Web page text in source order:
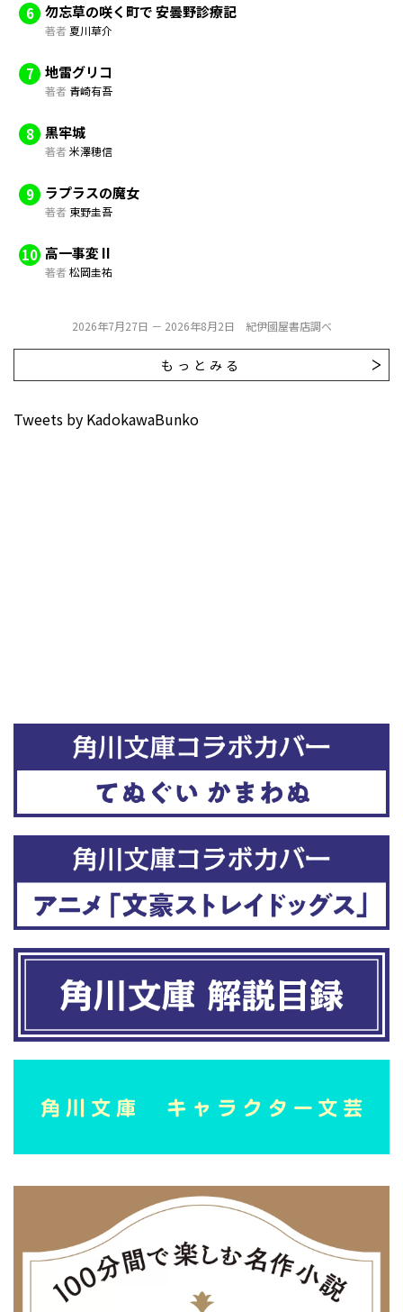
6 勿忘草の咲く町で 安曇野診療記
著者 夏川草介
7 地雷グリコ
著者 青崎有吾
8 黒牢城
著者 米澤穂信
9 ラプラスの魔女
著者 東野圭吾
10 高一事変 II
著者 松岡圭祐
2026年7月27日 － 2026年8月2日 紀伊國屋書店調べ
もっとみる
Tweets by KadokawaBunko